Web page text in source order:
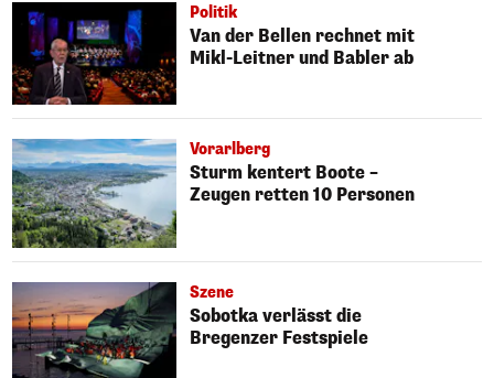
Politik
Van der Bellen rechnet mit
Mikl-Leitner und Babler ab
Vorarlberg
Sturm kentert Boote –
Zeugen retten 10 Personen
Szene
Sobotka verlässt die
Bregenzer Festspiele